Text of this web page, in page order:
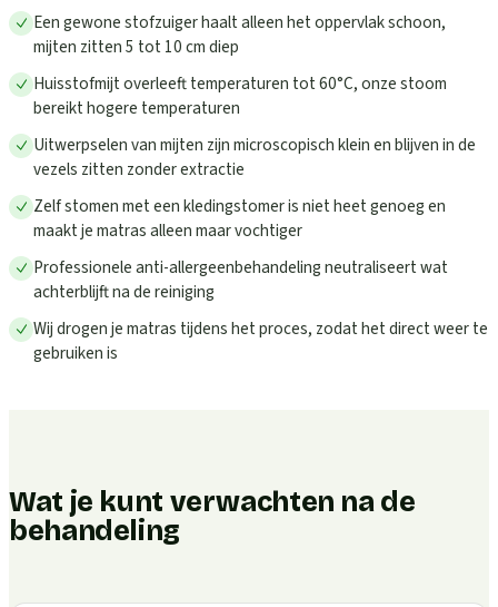
Een gewone stofzuiger haalt alleen het oppervlak schoon,
mijten zitten 5 tot 10 cm diep
Huisstofmijt overleeft temperaturen tot 60°C, onze stoom
bereikt hogere temperaturen
Uitwerpselen van mijten zijn microscopisch klein en blijven in de
vezels zitten zonder extractie
Zelf stomen met een kledingstomer is niet heet genoeg en
maakt je matras alleen maar vochtiger
Professionele anti-allergeenbehandeling neutraliseert wat
achterblijft na de reiniging
Wij drogen je matras tijdens het proces, zodat het direct weer te
gebruiken is
Wat je kunt verwachten na de
behandeling